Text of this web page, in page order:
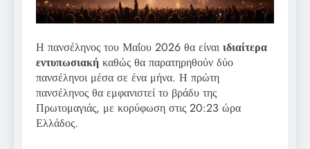
Η πανσέληνος του Μαΐου 2026 θα είναιιδιαίτερα
εντυπωσιακή καθώς θα παρατηρηθούν δύο
πανσέληνοι μέσα σε ένα μήνα. Η πρώτη
πανσέληνος θα εμφανιστεί το βράδυ της
Πρωτομαγιάς, με κορύφωση στις 20:23 ώρα
Ελλάδος.